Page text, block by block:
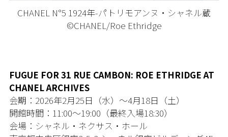
CHANEL N°5 1924年-パトリモアンヌ・シャネル蔵
©CHANEL/Roe Ethridge
FUGUE FOR 31 RUE CAMBON: ROE ETHRIDGE AT
CHANEL ARCHIVES
会期：2026年2月25日（水）〜4月18日（土）
開館時間：11:00〜19:00（最終入場18:30）
会場：シャネル・ネクサス・ホール